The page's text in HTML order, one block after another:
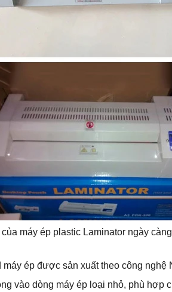
máy ép plastic Laminator ngày
ép được sản xuất theo công nghệ
vào dòng máy ép loại nhỏ, phù hợp